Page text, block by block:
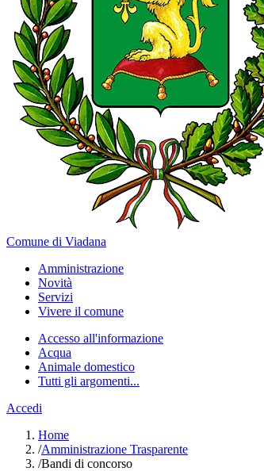
Comune di Viadana
Amministrazione
Novità
Servizi
Vivere il comune
Accesso all'informazione
Acqua
Animale domestico
Tutti gli argomenti...
Accedi
Home
/Amministrazione Trasparente
/Bandi di concorso